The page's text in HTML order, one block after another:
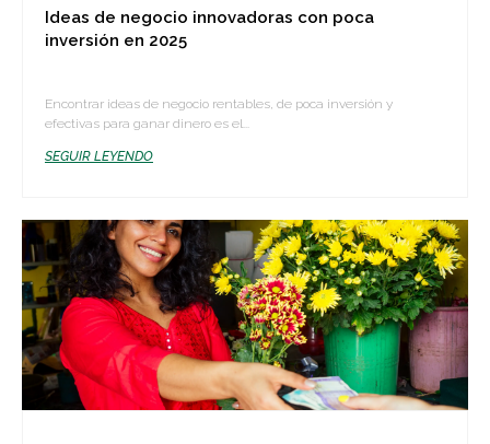
Ideas de negocio innovadoras con poca
inversión en 2025
Encontrar ideas de negocio rentables, de poca inversión y
efectivas para ganar dinero es el...
SEGUIR LEYENDO